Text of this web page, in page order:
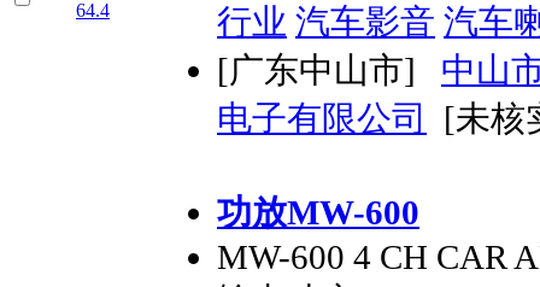
行业 汽车影音 汽车
[广东中山市]
中山
电子有限公司
[未核
功放MW-600
MW-600 4 CH CAR